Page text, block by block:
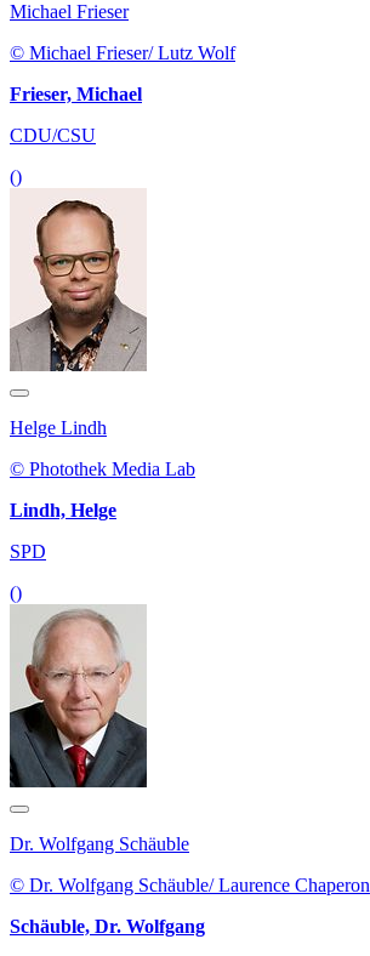
Michael Frieser
© Michael Frieser/ Lutz Wolf
Frieser, Michael
CDU/CSU
()
Helge Lindh
© Photothek Media Lab
Lindh, Helge
SPD
()
Dr. Wolfgang Schäuble
© Dr. Wolfgang Schäuble/ Laurence Chaperon
Schäuble, Dr. Wolfgang